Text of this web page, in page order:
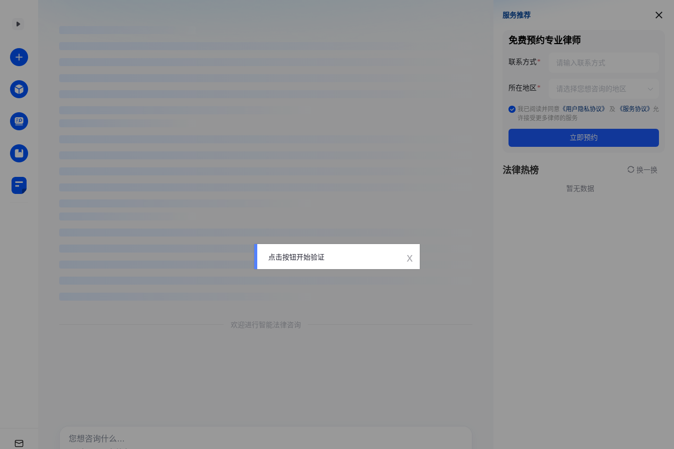
欢迎进行智能法律咨询
服务推荐
服务推荐
免费预约专业律师
联系方式
所在地区
我已阅读并同意 《用户隐私协议》 及 《服务协议》 允
许接受更多律师的服务
立即预约
法律热榜 换一换
暂无数据
点击按钮开始验证 x